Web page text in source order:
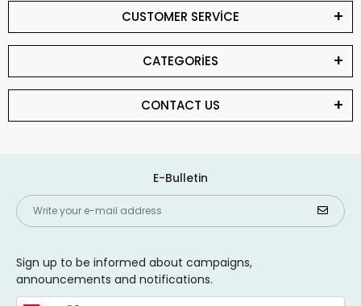
CUSTOMER SERVİCE
CATEGORİES
CONTACT US
E-Bulletin
Sign up to be informed about campaigns,
announcements and notifications.